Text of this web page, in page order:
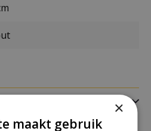
×
maakt gebruik